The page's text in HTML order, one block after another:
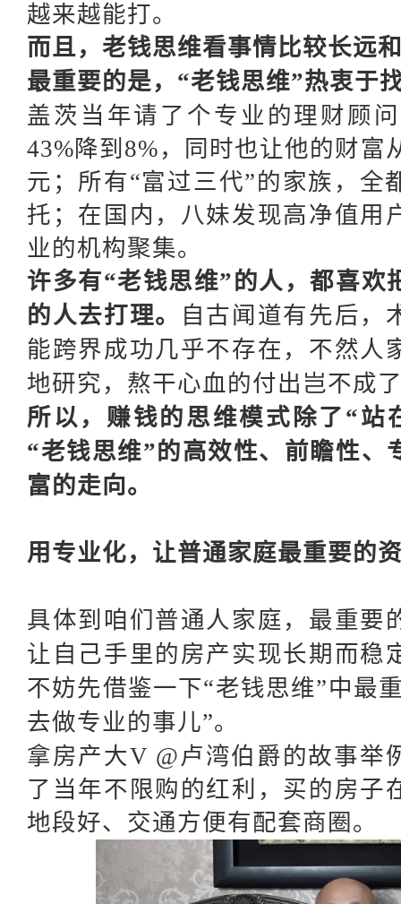
越来越能打。
而且，老钱思维看事情比较长远
最重要的是， “老钱思维”热衷于
盖茨当年请了个专业的理财顾
43%降到8%，同时也让他的财富
元；所有“富过三代”的家族，全
托；在国内，八妹发现高净值用
业的机构聚集。
许多有“老钱思维”的人，都喜欢
的人去打理。
自古闻道有先后，
能跨界成功几乎不存在，不然人
地研究，熬干心血的付出岂不成
所以，赚钱的思维模式除了 “站
“老钱思维”的高效性、前瞻性、
富的走向。
用专业化，让普通家庭最重要的
具体到咱们普通人家庭，最重要
让自己手里的房产实现长期而稳
不妨先借鉴一下“老钱思维”中最
去做专业的事儿”。
拿房产大V @卢湾伯爵的故事举
了当年不限购的红利，买的房子
地段好、交通方便有配套商圈。